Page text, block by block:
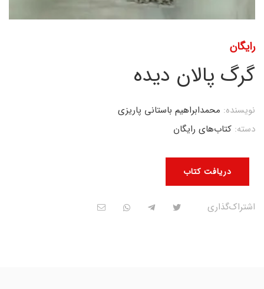
رایگان
گرگ پالان دیده
دریافت کتاب
نویسنده: محمد‌ابراهیم باستانی پاریزی
دسته: کتاب‌های رایگان
اشتراک‌گذاری